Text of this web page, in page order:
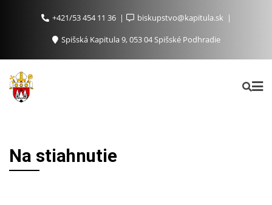
+421/53 454 11 36
biskupstvo@kapitula.sk
Spišská Kapitula 9, 053 04 Spišské Podhradie
Na stiahnutie